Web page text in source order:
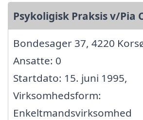
Psykoligisk Praksis v/Pia
Bondesager 37, 4220
Ansatte: 0
Startdato: 15. juni 1995,
Virksomhedsform:
Enkeltmandsvirksomhed